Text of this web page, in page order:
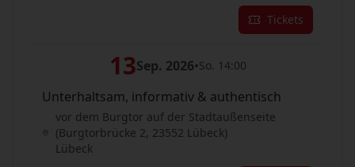
Tickets
13Sep. 2026•So. 14:00
Unterhaltsam, informativ & authentisch
vor dem Burgtor auf der Stadtaußenseite
(Burgtorbrücke 2, 23552 Lübeck)
Lübeck